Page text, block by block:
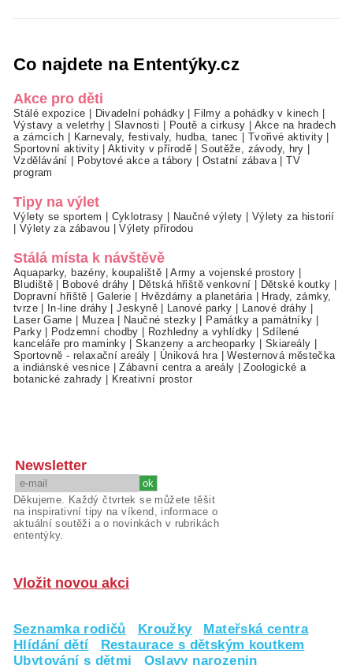
Co najdete na Ententýky.cz
Akce pro děti
Stálé expozice Divadelní pohádky Filmy a pohádky v kinech
Výstavy a veletrhy|Slavnosti Poutě a cirkusy
Akce na hradech
a zámcích
Karnevaly, festivaly, hudba, tanec Tvořivé aktivity
Sportovní aktivity|Aktivity v přírodě |Soutěže, závody, hry
Vzdělávání
Pobytové akce a tábory Ostatní zábava |TV
program
Tipy na výlet
Výlety se sportem Cyklotrasy Naučné výlety
Výlety za historií
Výlety za zábavou |Výlety přírodou
Stálá místa k návštěvě
Aquaparky, bazény, koupaliště |Army a vojenské prostory
Bludiště
Bobové dráhy Dětská hřiště venkovní Dětské koutky
Dopravní hřiště
Galerie Hvězdárny a planetária
Hrady, zámky,
tvrze| In-line dráhy |Jeskyně| Lanové parky Lanové dráhy
Laser Game
Muzea| Naučné stezky Památky a památníky
Parky| Podzemní chodby Rozhledny a vyhlídky
Sdílené
kanceláře pro maminky |Skanzeny a archeoparky Skiareály
Sportovně - relaxační areály
Úniková hra |Westernová městečka
a indiánské vesnice |Zábavní centra a areály |Zoologické a
botanické zahrady
Kreativní prostor
Newsletter
Děkujeme. Každý čtvrtek se můžete těšit
na inspirativní tipy na víkend, informace o
aktuální soutěži a o novinkách v rubrikách
ententýky.
Vložit novou akci
Seznamka rodičů Kroužky
Mateřská centra
Hlídání dětí
Restaurace s dětským koutkem
Ubytování s dětmi
Oslavy narozenin